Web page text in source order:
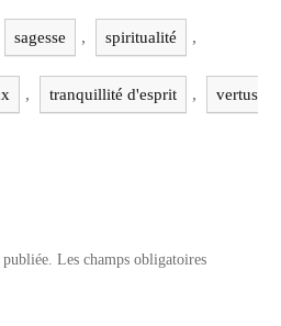
sagesse , spiritualité ,
, tranquillité d'esprit , vertus
publiée. Les champs obligatoires